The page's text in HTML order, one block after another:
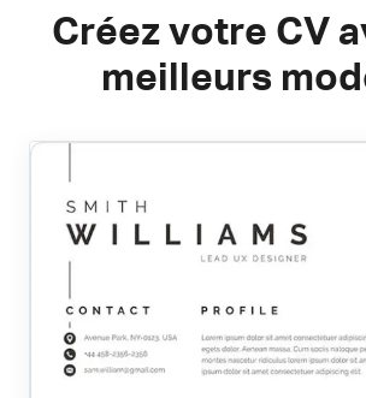
Créez votre CV
meilleurs